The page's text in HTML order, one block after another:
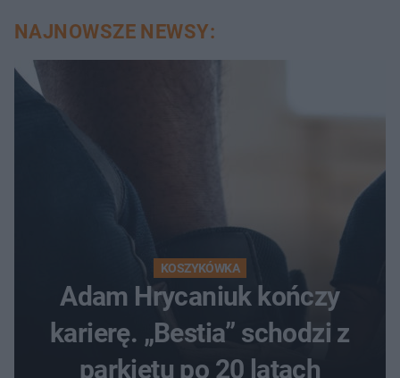
NAJNOWSZE NEWSY:
KOSZYKÓWKA
Adam Hrycaniuk kończy
karierę. „Bestia” schodzi z
parkietu po 20 latach